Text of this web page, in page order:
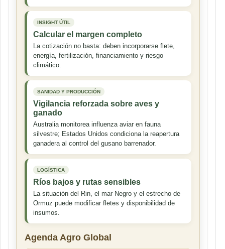
INSIGHT ÚTIL
Calcular el margen completo
La cotización no basta: deben incorporarse flete,
energía, fertilización, financiamiento y riesgo
climático.
SANIDAD Y PRODUCCIÓN
Vigilancia reforzada sobre aves y
ganado
Australia monitorea influenza aviar en fauna
silvestre; Estados Unidos condiciona la reapertura
ganadera al control del gusano barrenador.
LOGÍSTICA
Ríos bajos y rutas sensibles
La situación del Rin, el mar Negro y el estrecho de
Ormuz puede modificar fletes y disponibilidad de
insumos.
Agenda Agro Global